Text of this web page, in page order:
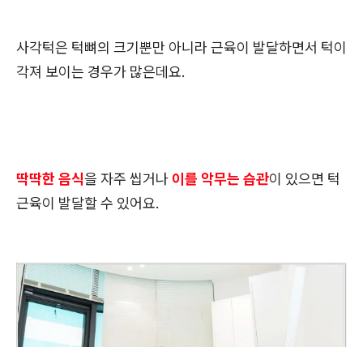
사각턱은 턱뼈의 크기뿐만 아니라 근육이 발달하면서 턱이
각져 보이는 경우가 많은데요.
딱딱한 음식을 자주 씹거나 이를 악무는 습관이 있으면 턱
근육이 발달할 수 있어요.